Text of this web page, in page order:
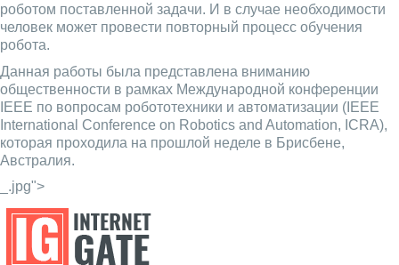
роботом поставленной задачи. И в случае необходимости
человек может провести повторный процесс обучения
робота.
Данная работы была представлена вниманию
общественности в рамках Международной конференции
IEEE по вопросам робототехники и автоматизации (IEEE
International Conference on Robotics and Automation, ICRA),
которая проходила на прошлой неделе в Брисбене,
Австралия.
_.jpg">